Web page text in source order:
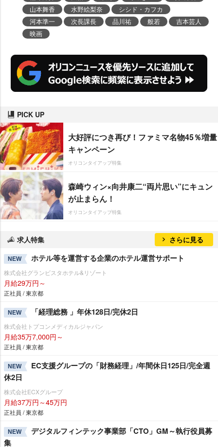
山本舞香
水野絵梨奈
シシド・カフカ
河本準一
次長課長 品川祐 般若
吉本芸人
映画
PICK UP
大好評につき再び！ファミマ名物45％増量
キャンペーン
オリコンタイアップ特集
森崎ウィン×向井康二“両片思い”にキュン
が止まらん！
オリコンタイアップ特集
求人特集 さらに見る
NEW ホテル等を運営する企業のホテル運営サポート
株式会社グランビスタホテル&リゾート
月給29万円～
正社員 / 東京都
NEW 「経理総務 」年休128日/完休2日
株式会社トプコンメディカルジャパン
月給35万7,000円～
正社員 / 東京都
NEW
EC支援グループの「財務経理」/年間休日125日/完全週
休2日
株式会社ECXグループ
月給37万円～45万円
正社員 / 東京都
NEW
デジタルフィンテック事業部「CTO」GM～執行役員募
集